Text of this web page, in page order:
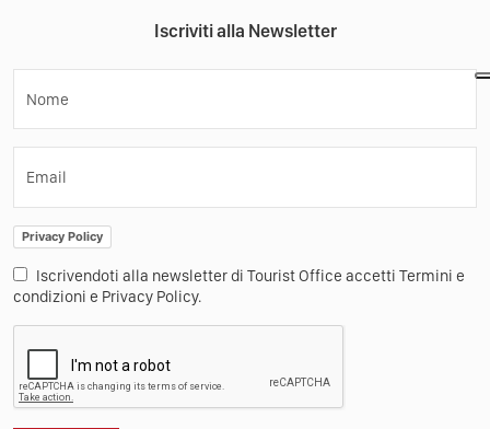
Iscriviti alla Newsletter
Nome
Email
Privacy Policy
Iscrivendoti alla newsletter di Tourist Office accetti Termini e
condizioni e Privacy Policy.